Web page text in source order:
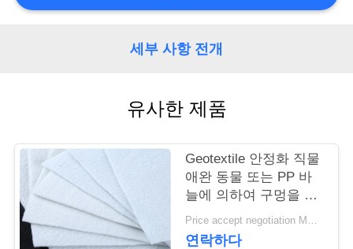
락
세부 사항 전개
유사한 제품
Geotextile 안정화 직물
애완 동물 또는 PP 바
늘에 의하여 구멍을 뚫
는 Geotextile 백색 노화
방지
Price accept negotiation MOQ:1sqm
연락하다